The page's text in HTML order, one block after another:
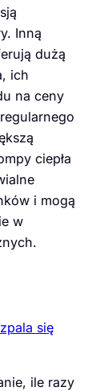
Inną
dużą
ich
na ceny
ciepła
i mogą
w
się
ile razy